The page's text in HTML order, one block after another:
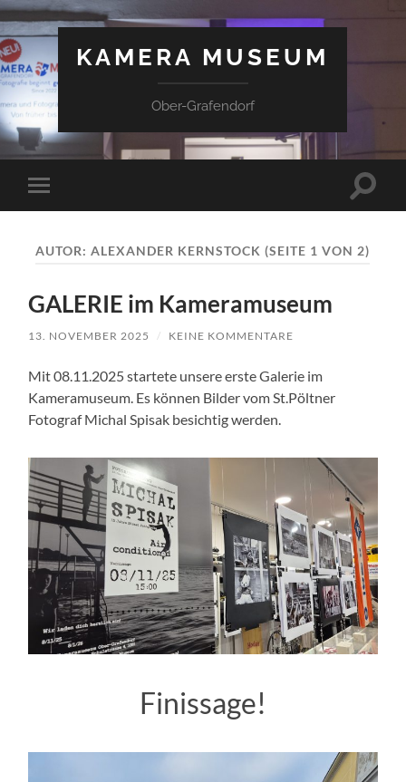
KAMERA MUSEUM
Ober-Grafendorf
Mobile-
Menü
AUTOR:ALEXANDER KERNSTOCK (SEITE 1 VON 2)
GALERIE im Kameramuseum
13. NOVEMBER 2025 / KEINE KOMMENTARE
Mit 08.11.2025 startete unsere erste Galerie im
Kameramuseum. Es können Bilder vom St.Pöltner
Fotograf Michal Spisak besichtig werden.
Finissage!